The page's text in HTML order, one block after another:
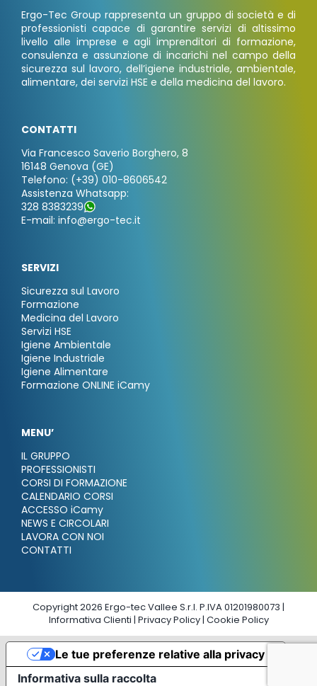
Ergo-Tec Group rappresenta un gruppo di società e di
professionisti capace di garantire servizi di altissimo
livello alle imprese e agli imprenditori di formazione,
consulenza e assunzione di incarichi nel campo della
sicurezza sul lavoro, dell’igiene industriale, ambientale,
alimentare, dei servizi HSE e della medicina del lavoro.
CONTATTI
Via Francesco Saverio Borghero, 8
16148 Genova (GE)
Telefono: (+39) 010-8606542
Assistenza Whatsapp:
328 8383239
E-mail: info@ergo-tec.it
SERVIZI
Sicurezza sul Lavoro
Formazione
Medicina del Lavoro
Servizi HSE
Igiene Ambientale
Igiene Industriale
Igiene Alimentare
Formazione ONLINE iCamy
MENU’
IL GRUPPO
PROFESSIONISTI
CORSI DI FORMAZIONE
CALENDARIO CORSI
ACCESSO iCamy
NEWS E CIRCOLARI
LAVORA CON NOI
CONTATTI
Copyright 2026 Ergo-tec Vallee S.r.l. P.IVA 01201980073 |
Informativa Clienti | Privacy Policy| Cookie Policy
Informativa sulla raccolta
Le tue preferenze relative alla privacy